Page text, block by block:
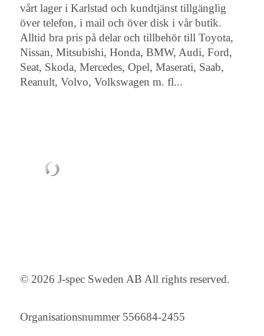
vårt lager i Karlstad och kundtjänst tillgänglig
över telefon, i mail och över disk i vår butik.
Alltid bra pris på delar och tillbehör till Toyota,
Nissan, Mitsubishi, Honda, BMW, Audi, Ford,
Seat, Skoda, Mercedes, Opel, Maserati, Saab,
Reanult, Volvo, Volkswagen m. fl...
© 2026 J-spec Sweden AB All rights reserved.
Organisationsnummer 556684-2455